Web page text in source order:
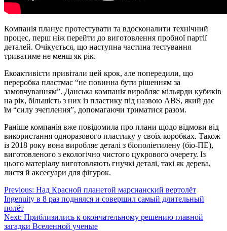
Компанія планує протестувати та вдосконалити технічний
процес, перш ніж перейти до виготовлення пробної партії
деталей. Очікується, що наступна частина тестування
триватиме не менш як рік.
Екоактивісти привітали цей крок, але попередили, що
переробка пластмас “не повинна бути рішенням за
замовчуванням”. Данська компанія виробляє мільярди кубиків
на рік, більшість з них із пластику під назвою ABS, який дає
їм “силу зчеплення”, допомагаючи триматися разом.
Раніше компанія вже повідомила про плани щодо відмови від
використання одноразового пластику у своїх коробках. Також
із 2018 року вона виробляє деталі з біополіетилену (біо-ПЕ),
виготовленого з екологічно чистого цукрового очерету. Із
цього матеріалу виготовляють гнучкі деталі, такі як дерева,
листя й аксесуари для фігурок.
Навігація
записів
Previous: Над Красной планетой марсианский вертолёт
Ingenuity в 8 раз поднялся и совершил самый длительный
полёт
Next: Приблизились к окончательному решению главной
загадки Вселенной ученые